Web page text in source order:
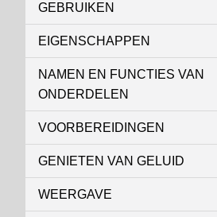
GEBRUIKEN
EIGENSCHAPPEN
NAMEN EN FUNCTIES VAN
ONDERDELEN
VOORBEREIDINGEN
GENIETEN VAN GELUID
WEERGAVE